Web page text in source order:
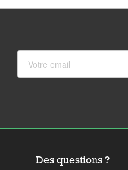
Des questions ?